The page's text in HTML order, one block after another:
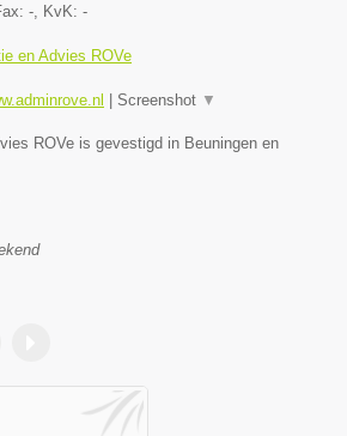
- , KvK: -
en Advies ROVe
Screenshot ▼
ROVe is gevestigd in Beuningen en